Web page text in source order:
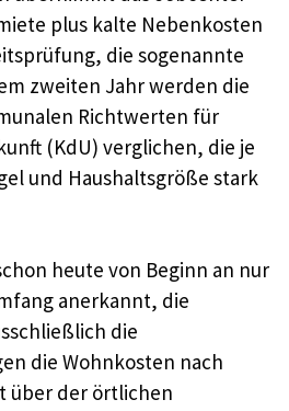
plus kalte Nebenkosten
die sogenannte
zweiten Jahr werden die
Richtwerten für
(KdU) verglichen, die je
und Haushaltsgröße stark
heute von Beginn an nur
anerkannt, die
die
die Wohnkosten nach
über der örtlichen